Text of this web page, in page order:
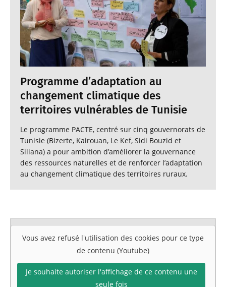
Programme d’adaptation au
changement climatique des
territoires vulnérables de Tunisie
Le programme PACTE, centré sur cinq gouvernorats de
Tunisie (Bizerte, Kairouan, Le Kef, Sidi Bouzid et
Siliana) a pour ambition d’améliorer la gouvernance
des ressources naturelles et de renforcer l’adaptation
au changement climatique des territoires ruraux.
Vous avez refusé l'utilisation des cookies pour ce type
de contenu (Youtube)
Je souhaite autoriser l'affichage de ce contenu une
seule fois